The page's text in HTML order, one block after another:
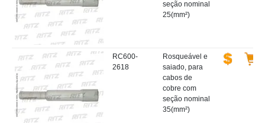
seção nominal
25(mm²)
RC600-
2618
Rosqueável e
saiado, para
cabos de
cobre com
seção nominal
35(mm²)